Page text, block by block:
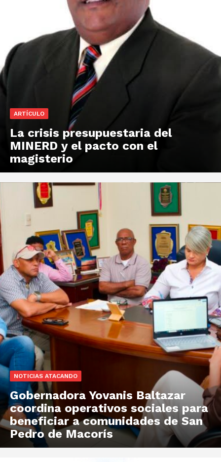
ARTÍCULO
La crisis presupuestaria del
MINERD y el pacto con el
magisterio
NOTICIAS ATACANDO
Gobernadora Yovanis Baltazar
coordina operativos sociales para
beneficiar a comunidades de San
Pedro de Macorís